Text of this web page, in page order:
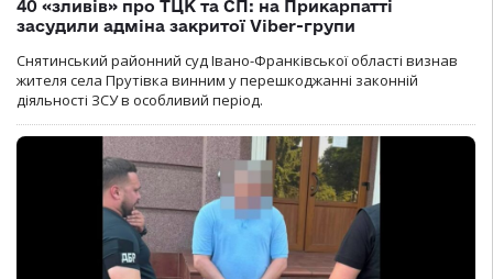
40 «зливів» про ТЦК та СП: на Прикарпатті
засудили адміна закритої Viber-групи
Снятинський районний суд Івано-Франківської області визнав
жителя села Прутівка винним у перешкоджанні законній
діяльності ЗСУ в особливий період.